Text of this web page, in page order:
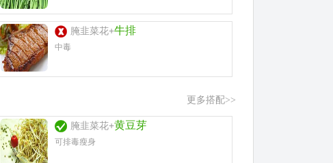
腌韭菜花+牛排
中毒
更多搭配>>
腌韭菜花+黄豆芽
可排毒瘦身